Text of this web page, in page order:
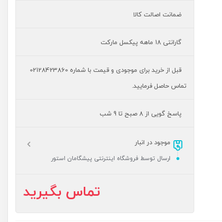
ضمانت اصالت کالا
گارانتی ۱۸ ماهه پیکسل مارکت
قبل از خرید برای موجودی و قیمت با شماره 02128423860
تماس حاصل فرمایید.
پاسخ گویی از 8 صبح تا 9 شب
موجود در انبار
ارسال توسط فروشگاه اینترنتی پیشگامان استور
تماس بگیرید